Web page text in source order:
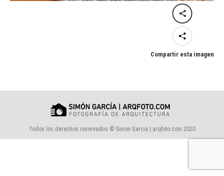
Compartir esta imagen
Todos los derechos reservados © Simon Garcia | arqfoto.com 2020